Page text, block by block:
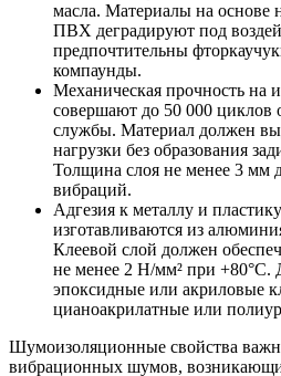
масла. Материалы на основе
ПВХ деградируют под
предпочтительны
компаунды.
Механическая прочность на
совершают до 50 000 циклов
службы. Материал должен
нагрузки без образования
Толщина слоя не менее 3 мм
вибраций.
Адгезия к металлу и
изготавливаются из
Клеевой слой должен
не менее 2 Н/мм² при +80°C.
эпоксидные или акриловые
цианоакрилатные или
Шумоизоляционные свойства
вибрационных шумов,